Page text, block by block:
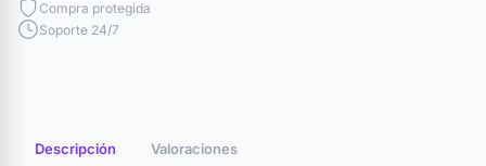
Compra protegida
Soporte 24/7
Descripción Valoraciones